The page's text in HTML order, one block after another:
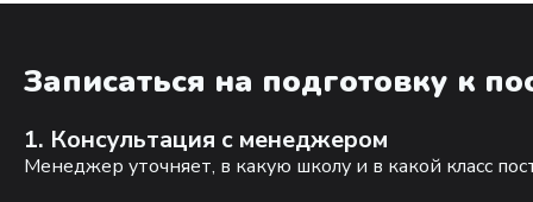
Записаться на подготовку к
1. Консультация с менеджером
Менеджер уточняет, в какую школу и в какой класс